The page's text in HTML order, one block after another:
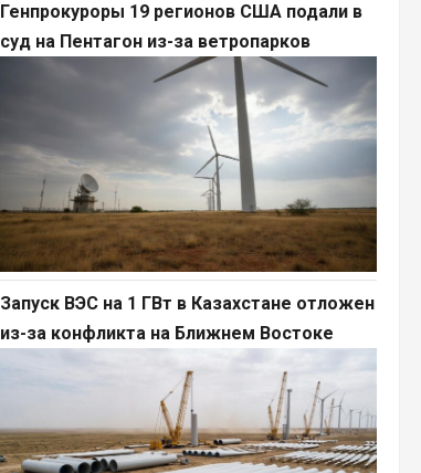
Генпрокуроры 19 регионов США подали в
суд на Пентагон из-за ветропарков
Запуск ВЭС на 1 ГВт в Казахстане отложен
из-за конфликта на Ближнем Востоке